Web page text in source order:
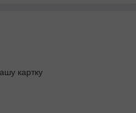
картку